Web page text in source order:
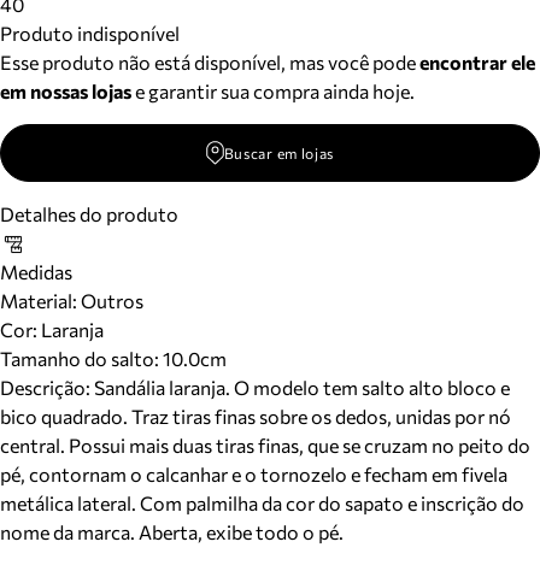
Produto indisponível
Esse produto não está disponível, mas você podeencontrar ele
em nossas lojase garantir sua compra ainda hoje.
Buscar em lojas
Detalhes do produto
Medidas
Material: Outros
Cor: Laranja
Tamanho do salto: 10.0cm
Descrição: Sandália laranja. O modelo tem salto alto bloco e
bico quadrado. Traz tiras finas sobre os dedos, unidas por nó
central. Possui mais duas tiras finas, que se cruzam no peito do
pé, contornam o calcanhar e o tornozelo e fecham em fivela
metálica lateral. Com palmilha da cor do sapato e inscrição do
nome da marca. Aberta, exibe todo o pé.